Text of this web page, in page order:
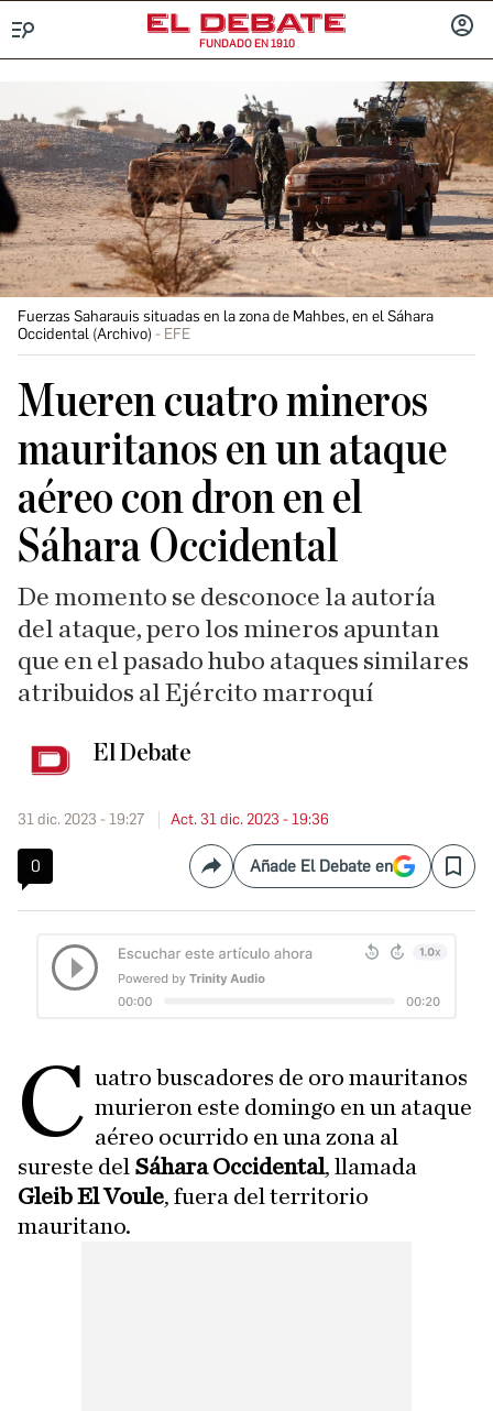
FUNDADO EN 1910
Fuerzas Saharauis situadas en la zona de Mahbes, en el Sáhara
Occidental (Archivo)
EFE
Mueren cuatro mineros
mauritanos en un ataque
aéreo con dron en el
Sáhara Occidental
De momento se desconoce la autoría
del ataque, pero los mineros apuntan
que en el pasado hubo ataques similares
atribuidos al Ejército marroquí
El Debate
31 dic. 2023 - 19:27 Act. 31 dic. 2023 - 19:36
0 CompartirAñade El Debate en Save
C uatro buscadores de oro mauritanos
murieron este domingo en un ataque
aéreo ocurrido en una zona al
sureste del Sáhara Occidental, llamada
Gleib El Voule, fuera del territorio
mauritano.